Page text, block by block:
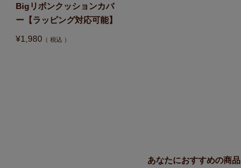
Bigリボンクッションカバ
ー【ラッピング対応可能】
¥1,980 税込
あなたにおすすめの商品